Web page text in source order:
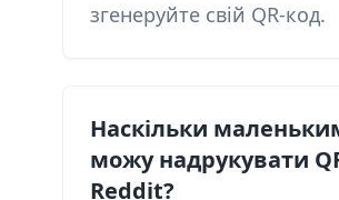
згенеруйте свій QR-код.
Наскільки
можу надрукувати
Reddit?